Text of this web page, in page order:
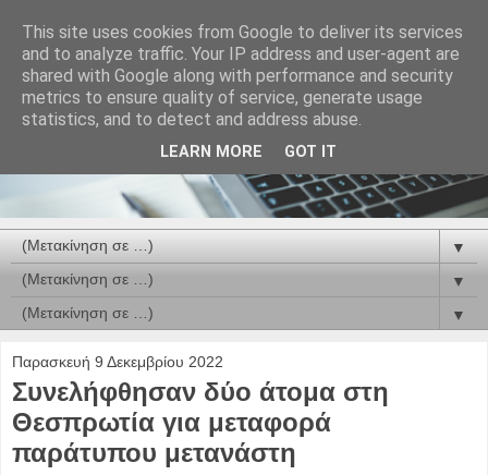
▼
▼
▼
Παρασκευή 9 Δεκεμβρίου 2022
Συνελήφθησαν δύο άτομα στη
Θεσπρωτία για μεταφορά
παράτυπου μετανάστη
This site uses cookies from Google to deliver its services
and to analyze traffic. Your IP address and user-agent are
shared with Google along with performance and security
metrics to ensure quality of service, generate usage
statistics, and to detect and address abuse.
LEARN MORE GOT IT